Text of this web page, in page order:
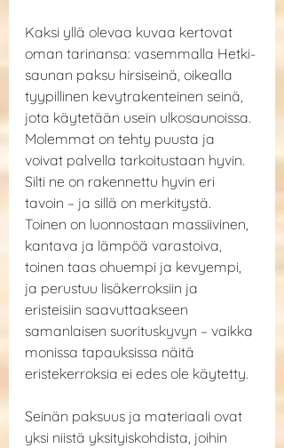
Kaksi yllä olevaa kuvaa kertovat
oman tarinansa: vasemmalla Hetki-
saunan paksu hirsiseinä, oikealla
tyypillinen kevytrakenteinen seinä,
jota käytetään usein ulkosaunoissa.
Molemmat on tehty puusta ja
voivat palvella tarkoitustaan hyvin.
Silti ne on rakennettu hyvin eri
tavoin – ja sillä on merkitystä.
Toinen on luonnostaan massiivinen,
kantava ja lämpöä varastoiva,
toinen taas ohuempi ja kevyempi,
ja perustuu lisäkerroksiin ja
eristeisiin saavuttaakseen
samanlaisen suorituskyvyn – vaikka
monissa tapauksissa näitä
eristekerroksia ei edes ole käytetty.
Seinän paksuus ja materiaali ovat
yksi niistä yksityiskohdista, joihin